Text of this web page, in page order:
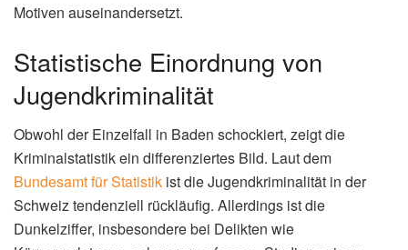
Motiven auseinandersetzt.
Statistische Einordnung von
Jugendkriminalität
Obwohl der Einzelfall in Baden schockiert, zeigt die
Kriminalstatistik ein differenziertes Bild. Laut dem
Bundesamt für Statistik ist die Jugendkriminalität in der
Schweiz tendenziell rückläufig. Allerdings ist die
Dunkelziffer, insbesondere bei Delikten wie